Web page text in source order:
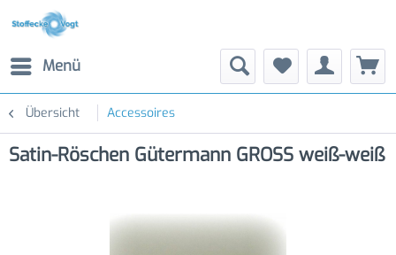
Menü
Übersicht Accessoires
Satin-Röschen Gütermann GROSS weiß-weiß